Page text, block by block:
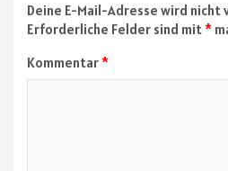
Deine E-Mail-Adresse wird
Erforderliche Felder sind mit*
Kommentar*